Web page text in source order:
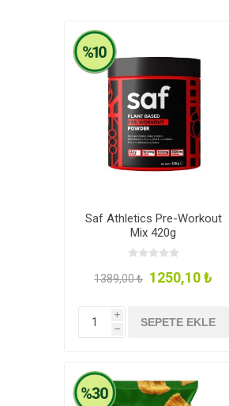
Saf Athletics Pre-Workout
Mix 420g
1389,00 ₺ 1250,10 ₺
i
h
SEPETE EKLE